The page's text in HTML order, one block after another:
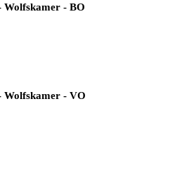
Wolfskamer - BO
Wolfskamer - VO